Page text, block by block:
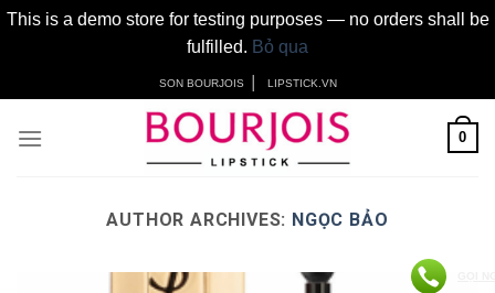
This is a demo store for testing purposes — no orders shall be
fulfilled. Bỏ qua
content
SON BOURJOIS LIPSTICK.VN
0
AUTHOR ARCHIVES: NGỌC BẢO